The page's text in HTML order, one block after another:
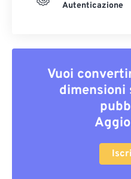
Autenticazione
Vuoi
dimensioni